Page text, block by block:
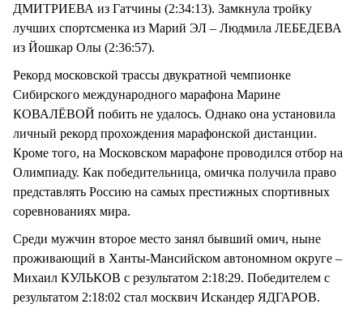
ДМИТРИЕВА из Гатчины (2:34:13). Замкнула тройку
лучших спортсменка из Марий ЭЛ – Людмила ЛЕБЕДЕВА
из Йошкар Олы (2:36:57).
Рекорд московской трассы двукратной чемпионке
Сибирского международного марафона Марине
КОВАЛЁВОЙ побить не удалось. Однако она установила
личный рекорд прохождения марафонской дистанции.
Кроме того, на Московском марафоне проводился отбор на
Олимпиаду. Как победительница, омичка получила право
представлять Россию на самых престижных спортивных
соревнованиях мира.
Среди мужчин второе место занял бывший омич, ныне
проживающий в Ханты-Мансийском автономном округе –
Михаил КУЛЬКОВ с результатом 2:18:29. Победителем с
результатом 2:18:02 стал москвич Искандер ЯДГАРОВ.